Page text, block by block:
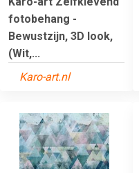
fotobehang -
Bewustzijn, 3D look,
(Wit,...
Karo-art.nl